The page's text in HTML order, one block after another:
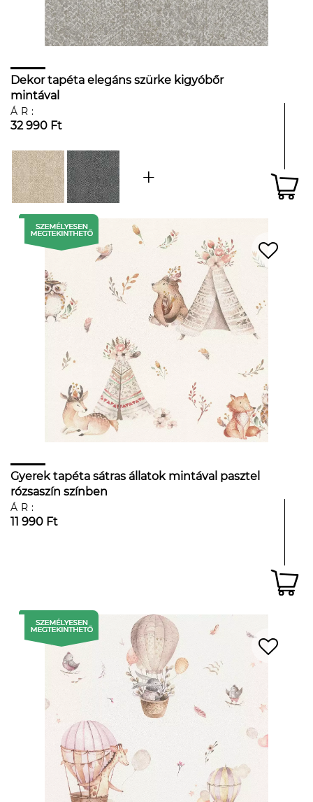
Dekor tapéta elegáns szürke kigyóbőr
mintával
ÁR:
32 990 Ft
Gyerek tapéta sátras állatok mintával pasztel
rózsaszín színben
ÁR:
11 990 Ft